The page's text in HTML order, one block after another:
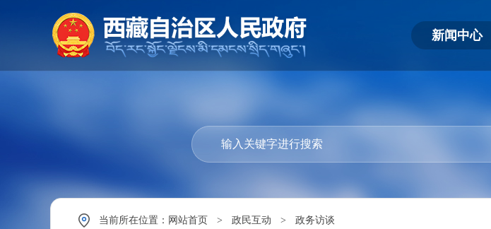
新闻中心
当前所在位置： 网站首页 > 政民互动 > 政务访谈